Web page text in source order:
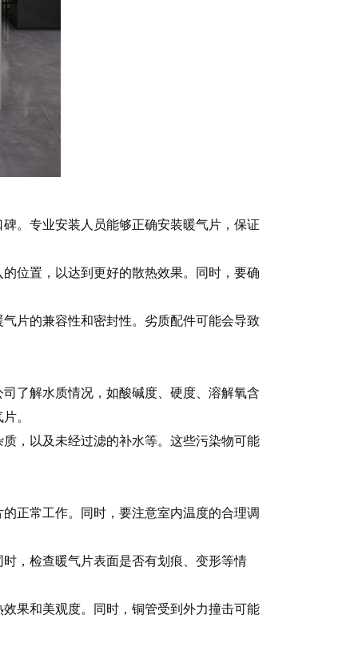
。专业安装人员能够正确安装暖气片，保证
位置，以达到更好的散热效果。同时，要确
片的兼容性和密封性。劣质配件可能会导致
了解水质情况，如酸碱度、硬度、溶解氧含
。
，以及未经过滤的补水等。这些污染物可能
正常工作。同时，要注意室内温度的合理调
，检查暖气片表面是否有划痕、变形等情
果和美观度。同时，铜管受到外力撞击可能